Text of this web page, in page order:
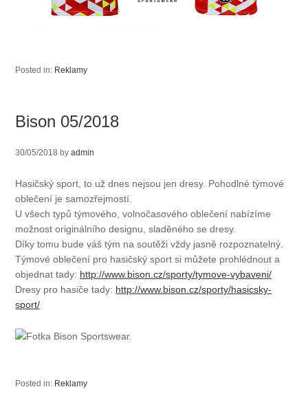
Posted in: Reklamy
Bison 05/2018
30/05/2018 byadmin
Hasičský sport, to už dnes nejsou jen dresy. Pohodlné týmové
oblečení je samozřejmostí.
U všech typů týmového, volnočasového oblečení nabízíme
možnost originálního designu, sladěného se dresy.
Díky tomu bude váš tým na soutěži vždy jasně rozpoznatelný.
Týmové oblečení pro hasičský sport si můžete prohlédnout a
objednat tady: http://www.bison.cz/sporty/tymove-vybaveni/
Dresy pro hasiče tady: http://www.bison.cz/sporty/hasicsky-
sport/
Posted in: Reklamy